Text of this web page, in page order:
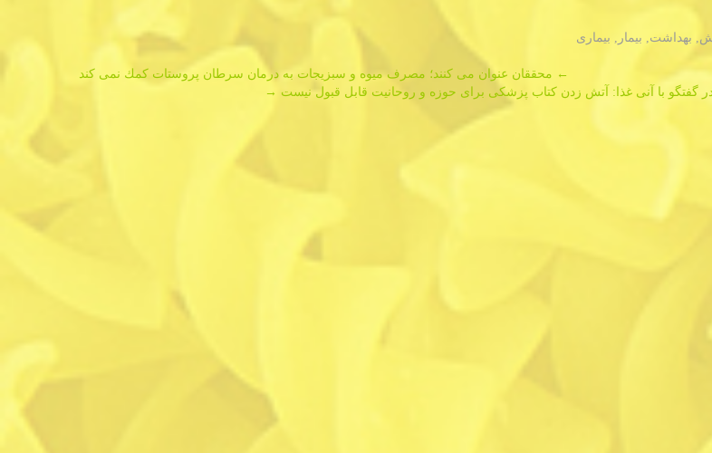
, بهداشت, بیمار , بیماری
← محققان عنوان می كنند؛ مصرف میوه و سبزیجات به درمان سرطان پروستات كمك نمی كند
گفتگو با آنی غذا: آتش زدن كتاب پزشكی برای حوزه و روحانیت قابل قبول نیست →